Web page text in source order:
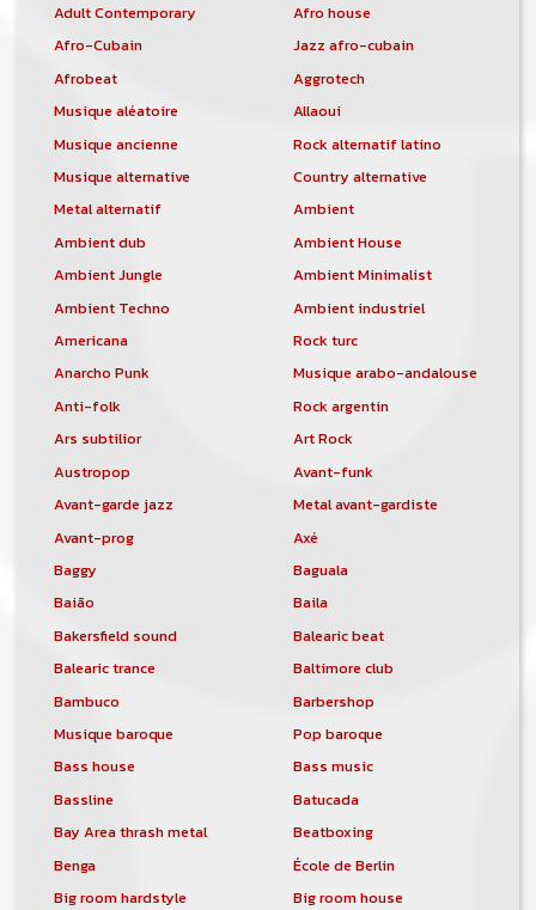
Adult Contemporary
Afro house
Afro-Cubain
Jazz afro-cubain
Afrobeat
Aggrotech
Musique aléatoire
Allaoui
Musique ancienne
Rock alternatif latino
Musique alternative
Country alternative
Metal alternatif
Ambient
Ambient dub
Ambient House
Ambient Jungle
Ambient Minimalist
Ambient Techno
Ambient industriel
Americana
Rock turc
Anarcho Punk
Musique arabo-andalouse
Anti-folk
Rock argentin
Ars subtilior
Art Rock
Austropop
Avant-funk
Avant-garde jazz
Metal avant-gardiste
Avant-prog
Axé
Baggy
Baguala
Baião
Baila
Bakersfield sound
Balearic beat
Balearic trance
Baltimore club
Bambuco
Barbershop
Musique baroque
Pop baroque
Bass house
Bass music
Bassline
Batucada
Bay Area thrash metal
Beatboxing
Benga
École de Berlin
Big room hardstyle
Big room house